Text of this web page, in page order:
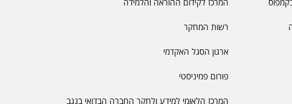
רשות המחקר
ארגון הסגל האקדמי
פורום פמיניסטי
המרכז הלאומי למידע ולחקר החברה הבדואי בנגב